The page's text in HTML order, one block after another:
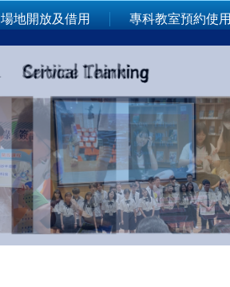
地開放及借用 專科教室預約使用